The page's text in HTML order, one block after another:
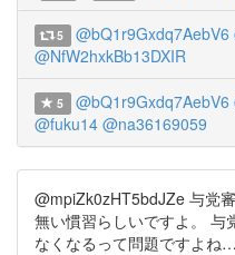
5 @bQ1r9Gxdq7AebV6
@NfW2hxkBb13DXIR
5 @bQ1r9Gxdq7AebV6
@fuku14 @na36169059
@mpiZk0zHT5bdJZe 与党
無い慣習らしいですよ。 与
なくなるって問題ですよね